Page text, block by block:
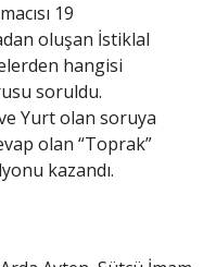
19
oluşan İstiklal
hangisi
soruldu.
Yurt olan soruya
olan “Toprak”
kazandı.